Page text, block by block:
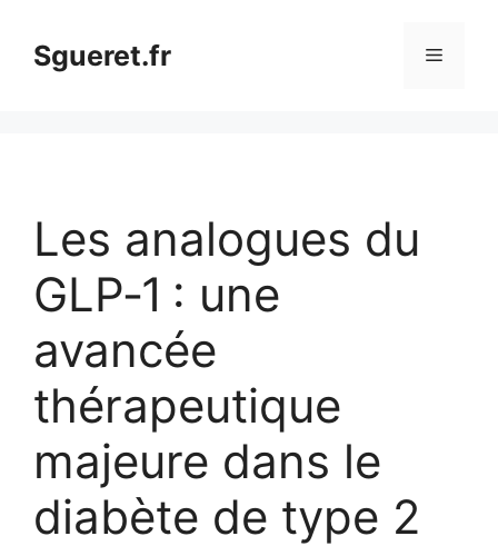
contenuSgueret.fr Menu
Les analogues du
GLP‑1 : une
avancée
thérapeutique
majeure dans le
diabète de type 2